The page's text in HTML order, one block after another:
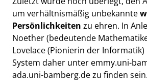
um verhältnismäßig unbekannte
Persönlichkeiten zu ehren. In
Noether (bedeutende
Lovelace (Pionierin der
System daher unter emmy.uni-
ada.uni-bamberg.de zu finden sein.